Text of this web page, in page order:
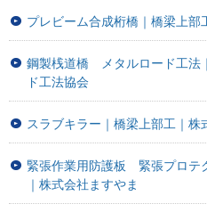
プレビーム合成桁橋｜橋梁上部
鋼製桟道橋 メタルロード工法
ド工法協会
スラブキラー｜橋梁上部工｜株
緊張作業用防護板 緊張プロテ
｜株式会社ますやま